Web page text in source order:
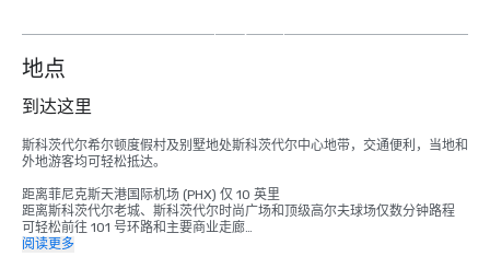
9
地点
到达这里
斯科茨代尔希尔顿度假村及别墅地处斯科茨代尔中心地带，交通便利，当地和
外地游客均可轻松抵达。
距离菲尼克斯天港国际机场 (PHX) 仅 10 英里
距离斯科茨代尔老城、斯科茨代尔时尚广场和顶级高尔夫球场仅数分钟路程
可轻松前往 101 号环路和主要商业走廊
距离菲尼克斯市中心和坦佩约 20 分钟路程
阅读更多